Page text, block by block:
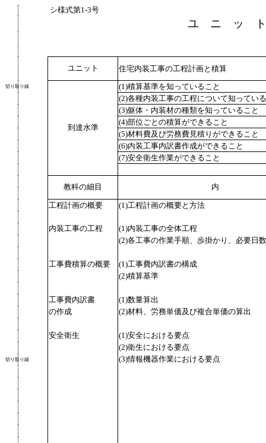
シ様式第1-3号
ユ ニ ッ
切り取り線
ユニット 住宅内装工事の工程計画と積算
到達水準
(1)積算基準を知っていること
(2)各種内装工事の工程について知ってい
(3)躯体・内装材の種類を知っていること
(4)部位ごとの積算ができること
(5)材料費及び労務費見積りができること
(6)内装工事内訳書作成ができること
(7)安全衛生作業ができること
教科の細目 内
工程計画の概要 (1)工程計画の概要と方法
内装工事の工程
(1)内装工事の全体工程
(2)各工事の作業手順、歩掛かり、必要日数
工事費積算の概要
(1)工事費内訳書の構成
(2)積算基準
工事費内訳書
(1)数量算出
の作成
(2)材料、労務単価及び複合単価の算出
切り取り線
安全衛生
(1)安全における要点
(2)衛生における要点
(3)情報機器作業における要点